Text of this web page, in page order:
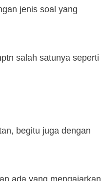
jenis soal yang
salah satunya seperti
begitu juga dengan